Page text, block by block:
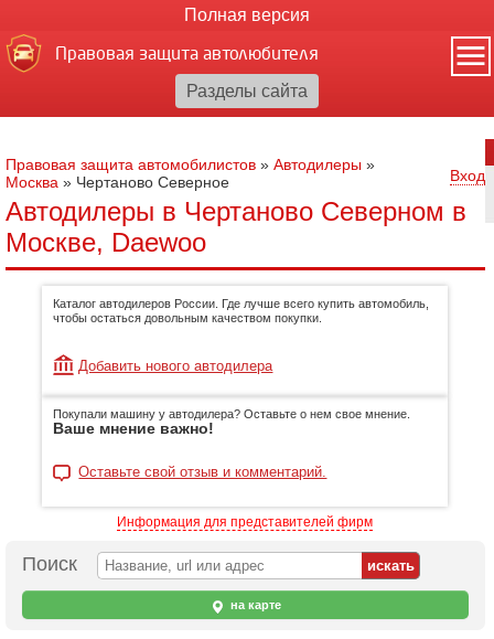
Полная версия
Правовая защита автолюбителя
Правовая защита автомобилистов » Автодилеры »
Москва » Чертаново Северное Вход
Автодилеры в Чертаново Северном в
Москве, Daewoo
Каталог автодилеров России. Где лучше всего купить автомобиль,
чтобы остаться довольным качеством покупки.
Добавить нового автодилера
Покупали машину у автодилера? Оставьте о нем свое мнение.
Ваше мнение важно!
Оставьте свой отзыв и комментарий.
Информация для представителей фирм
Поиск
на карте